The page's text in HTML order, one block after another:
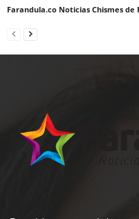
Farandula.co Noticias Chismes de